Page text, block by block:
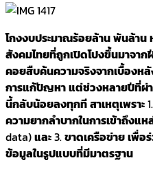
โกงงบประมาณร้อยล้านพันล้าน
สังคมไทยที่ถูกเปิดโปงขึ้นมาจา
คอยสืบค้นความจริงจากเบื้องห
การแก้ปัญหาแต่ช่วงหลายปีที่ผ่
นี้กลับน้อยลงทุกทีสาเหตุเพราะ
ความยากลำบากในการเข้าถึงแ
data)และ3.ขาดเครือข่ายเพื่อ
ข้อมูลในรูปแบบที่มีมาตรฐาน